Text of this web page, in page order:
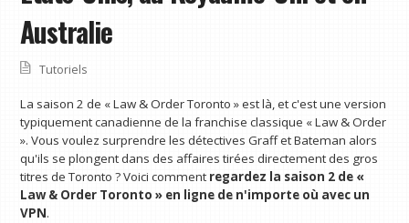
Australie
Tutoriels
La saison 2 de « Law & Order Toronto » est là, et c'est une version
typiquement canadienne de la franchise classique « Law & Order
». Vous voulez surprendre les détectives Graff et Bateman alors
qu'ils se plongent dans des affaires tirées directement des gros
titres de Toronto ? Voici comment regardez la saison 2 de «
Law & Order Toronto » en ligne de n'importe où avec un
VPN.